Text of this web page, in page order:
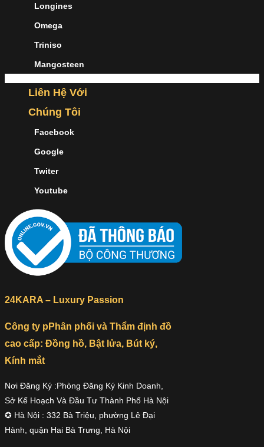
Longines
Omega
Triniso
Mangosteen
Liên Hệ Với
Chúng Tôi
Facebook
Google
Twiter
Youtube
24KARA – Luxury Passion
Công ty pPhân phối và Thẩm định đồ
cao cấp: Đồng hồ, Bật lửa, Bút ký,
Kính mắt
Nơi Đăng Ký :Phòng Đăng Ký Kinh Doanh,
Sở Kế Hoạch Và Đầu Tư Thành Phố Hà Nội
✪ Hà Nội : 332 Bà Triệu, phường Lê Đại
Hành, quận Hai Bà Trưng, Hà Nội